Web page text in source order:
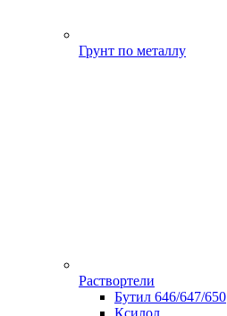
Грунт по металлу
Раствортели
Бутил 646/647/650
Ксилол